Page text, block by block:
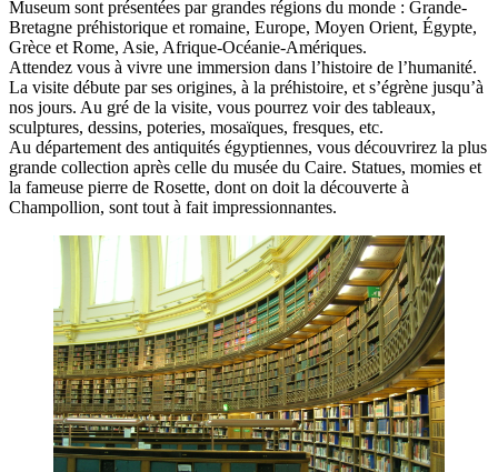
Museum sont présentées par grandes régions du monde : Grande-
Bretagne préhistorique et romaine, Europe, Moyen Orient, Égypte,
Grèce et Rome, Asie, Afrique-Océanie-Amériques.
Attendez vous à vivre une immersion dans l’histoire de l’humanité.
La visite débute par ses origines, à la préhistoire, et s’égrène jusqu’à
nos jours. Au gré de la visite, vous pourrez voir des tableaux,
sculptures, dessins, poteries, mosaïques, fresques, etc.
Au département des antiquités égyptiennes, vous découvrirez la plus
grande collection après celle du musée du Caire. Statues, momies et
la fameuse pierre de Rosette, dont on doit la découverte à
Champollion, sont tout à fait impressionnantes.